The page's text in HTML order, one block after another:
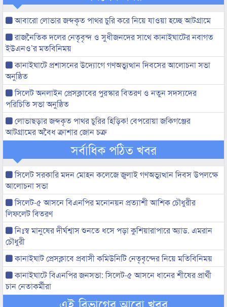
আবারো লোভার জব্দকৃত পাথর চুরি করে নিয়ে যাওয়া হচ্ছে আটগ্রামে
রাজনৈতিক দলের নেতৃবৃন্দ ও সুধীজনদের সাথে কানাইঘাটের নবাগত
ইউএনও’র মতবিনিময়
কানাইঘাটে প্রশাসনের উদ্যোগে গণঅভ্যুত্থান দিবসের আলোচনা সভা
অনুষ্ঠিত
সিলেট অনলাইন প্রেসক্লাবের পুরস্কার বিতরণ ও নতুন সদস্যদের
পরিচিতি সভা অনুষ্ঠিত
লোভাছড়ার জব্দকৃত পাথর চুরির হিড়িক! বেপরোয়া জকিগঞ্জের
আটগ্রামের অবৈধ ক্রাশার জোন চক্র
সর্বাধিক পঠিত খবর
সিলেট সরকারি মদন মোহন কলেজে জুলাই গণঅভ্যুত্থান দিবস উপলক্ষে
আলোচনা সভা
সিলেট-৫ আসনে বিএনপির মনোনয়ন প্রত্যাশী আশিক চৌধুরীর
লিফলেট বিতরণ
নিঃস্ব মানুষের দীর্ঘশ্বাস শুনতে ধসে পড়া কুশিয়ারাপারে অ্যাড. এমরান
চৌধুরী
কানাইঘাট প্রেসক্লাবে প্রবাসী কমিউনিটি নেতৃবৃন্দের নিয়ে মতিবিনিময়
কানাইঘাটে বিএনপির জনসভা: সিলেট-৫ আসনে ধানের শীষের প্রার্থী
চান নেতাকর্মীরা